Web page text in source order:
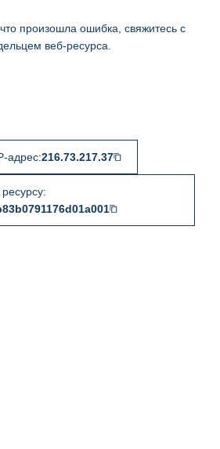
произошла ошибка, свяжитесь с
веб-ресурса.
адрес:216.73.217.37